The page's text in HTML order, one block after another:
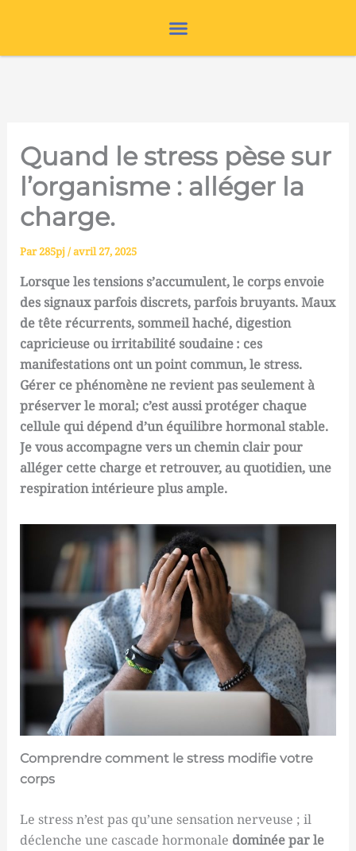
Quand le stress pèse sur
l’organisme : alléger la
charge.
Par285pj/avril 27, 2025
Lorsque les tensions s’accumulent, le corps envoie
des signaux parfois discrets, parfois bruyants. Maux
de tête récurrents, sommeil haché, digestion
capricieuse ou irritabilité soudaine : ces
manifestations ont un point commun, le stress.
Gérer ce phénomène ne revient pas seulement à
préserver le moral; c’est aussi protéger chaque
cellule qui dépend d’un équilibre hormonal stable.
Je vous accompagne vers un chemin clair pour
alléger cette charge et retrouver, au quotidien, une
respiration intérieure plus ample.
Comprendre comment le stress modifie votre
corps
Le stress n’est pas qu’une sensation nerveuse ; il
déclenche une cascade hormonale dominée par le